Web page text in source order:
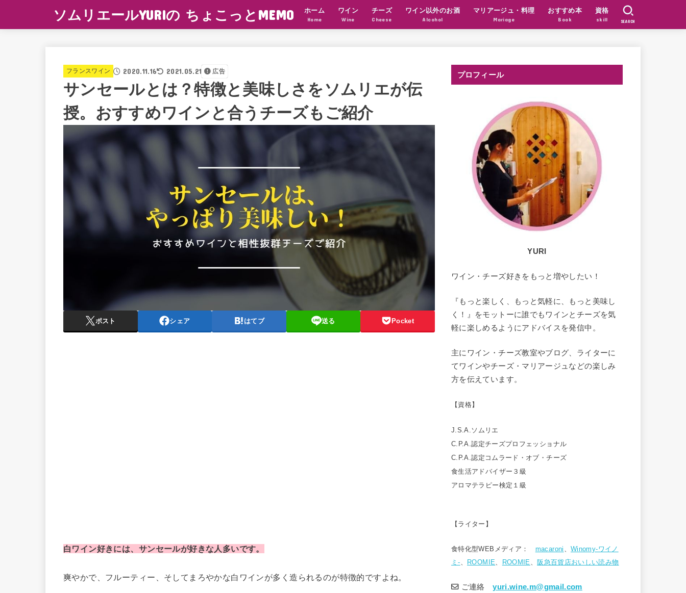
ソムリエールYURIの ちょこっとMEMO ホーム
Home
ワイン
Wine
チーズ
Cheese
ワイン以外のお酒
Alcohol
マリアージュ・料理
Mariage
おすすめ本
Book
資格
skill SEARCH
フランスワイン 2020.11.16 2021.05.21 広告
サンセールとは？特徴と美味しさをソムリエが伝
授。おすすめワインと合うチーズもご紹介
ポスト シェア はてブ 送る Pocket
白ワイン好きには、サンセールが好きな人多いです。
爽やかで、フルーティー、そしてまろやかな白ワインが多く造られるのが特徴的ですよね。
プロフィール
YURI
ワイン・チーズ好きをもっと増やしたい！
『もっと楽しく、もっと気軽に、もっと美味し
く！』をモットーに誰でもワインとチーズを気
軽に楽しめるようにアドバイスを発信中。
主にワイン・チーズ教室やブログ、ライターに
てワインやチーズ・マリアージュなどの楽しみ
方を伝えています。
【資格】
J.S.A.ソムリエ
C.P.A.認定チーズプロフェッショナル
C.P.A.認定コムラード・オブ・チーズ
食生活アドバイザー３級
アロマテラピー検定１級
【ライター】
食特化型WEBメディア： macaroni
Winomy-ワイノ
ミ-
ROOMIE ROOMIE 阪急百貨店おいしい読み物
ご連絡yuri.wine.m@gmail.com